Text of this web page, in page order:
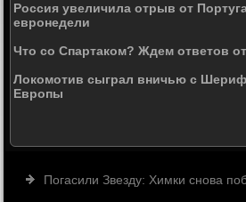
Россия увеличила отрыв от
евронедели
Что со Спартаком? Ждем ответов
Локомотив сыграл вничью с
Европы
Погасили Звезду: Химки снова